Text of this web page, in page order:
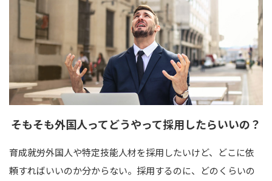
そもそも外国人ってどうやって採用したらいいの？
育成就労外国人や特定技能人材を採用したいけど、どこに依
頼すればいいのか分からない。採用するのに、どのくらいの